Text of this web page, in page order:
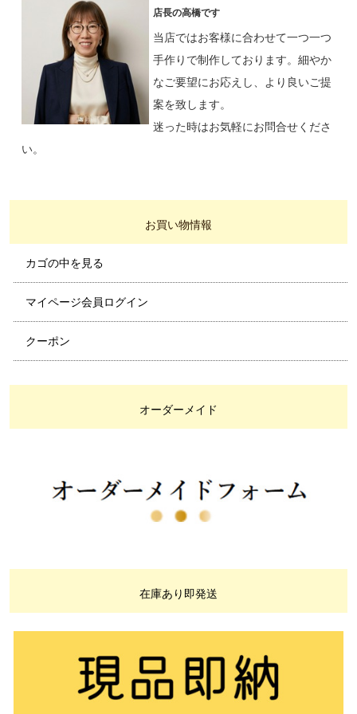
店長の高橋です
当店ではお客様に合わせて一つ一つ
手作りで制作しております。細やか
なご要望にお応えし、より良いご提
案を致します。
迷った時はお気軽にお問合せくださ
い。
お買い物情報
カゴの中を見る
マイページ会員ログイン
クーポン
オーダーメイド
在庫あり即発送